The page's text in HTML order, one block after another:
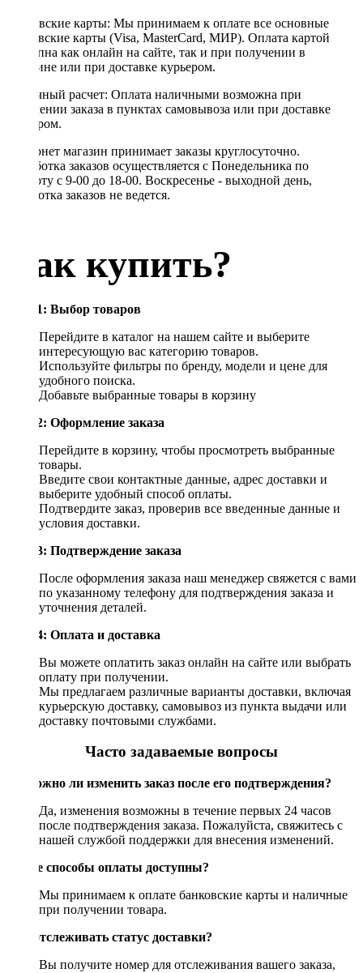
Банковские карты: Мы принимаем к оплате все основные
банковские карты (Visa, MasterCard, МИР). Оплата картой
доступна как онлайн на сайте, так и при получении в
магазине или при доставке курьером.
Наличный расчет: Оплата наличными возможна при
получении заказа в пунктах самовывоза или при доставке
курьером.
Интернет магазин принимает заказы круглосуточно.
Обработка заказов осуществляется с Понедельника по
Субботу с 9-00 до 18-00. Воскресенье - выходной день,
обработка заказов не ведется.
Как купить?
Шаг 1: Выбор товаров
Перейдите в каталог на нашем сайте и выберите
интересующую вас категорию товаров.
Используйте фильтры по бренду, модели и цене для
удобного поиска.
Добавьте выбранные товары в корзину
Шаг 2: Оформление заказа
Перейдите в корзину, чтобы просмотреть выбранные
товары.
Введите свои контактные данные, адрес доставки и
выберите удобный способ оплаты.
Подтвердите заказ, проверив все введенные данные и
условия доставки.
Шаг 3: Подтверждение заказа
После оформления заказа наш менеджер свяжется с вами
по указанному телефону для подтверждения заказа и
уточнения деталей.
Шаг 4: Оплата и доставка
Вы можете оплатить заказ онлайн на сайте или выбрать
оплату при получении.
Мы предлагаем различные варианты доставки, включая
курьерскую доставку, самовывоз из пункта выдачи или
доставку почтовыми службами.
Часто задаваемые вопросы
Возможно ли изменить заказ после его подтверждения?
Да, изменения возможны в течение первых 24 часов
после подтверждения заказа. Пожалуйста, свяжитесь с
нашей службой поддержки для внесения изменений.
Какие способы оплаты доступны?
Мы принимаем к оплате банковские карты и наличные
при получении товара.
Как отслеживать статус доставки?
Вы получите номер для отслеживания вашего заказа,